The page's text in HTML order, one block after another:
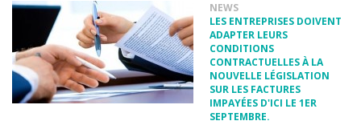
NEWS
LES ENTREPRISES DOIVENT
ADAPTER LEURS
CONDITIONS
CONTRACTUELLES À LA
NOUVELLE LÉGISLATION
SUR LES FACTURES
IMPAYÉES D'ICI LE 1ER
SEPTEMBRE.